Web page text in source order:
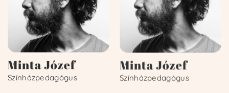
Minta Józef
Színházpedagógus
Minta Józef
Színházpedagógus